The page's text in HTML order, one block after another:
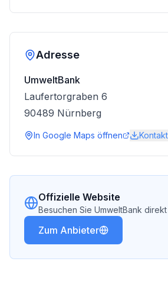
Adresse
UmweltBank
Laufertorgraben 6
90489 Nürnberg
In Google Maps öffnen
Offizielle Website
Besuchen Sie UmweltBank direkt
Zum Anbieter